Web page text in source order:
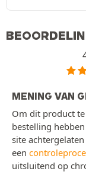
MENING VAN
Om dit product
bestelling
site
een
uitsluitend op